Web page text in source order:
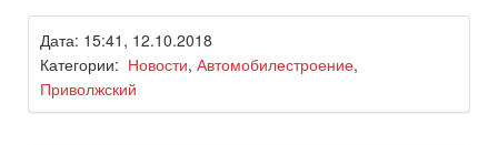
Дата: 15:41, 12.10.2018
Категории: Новости, Автомобилестроение,
Приволжский